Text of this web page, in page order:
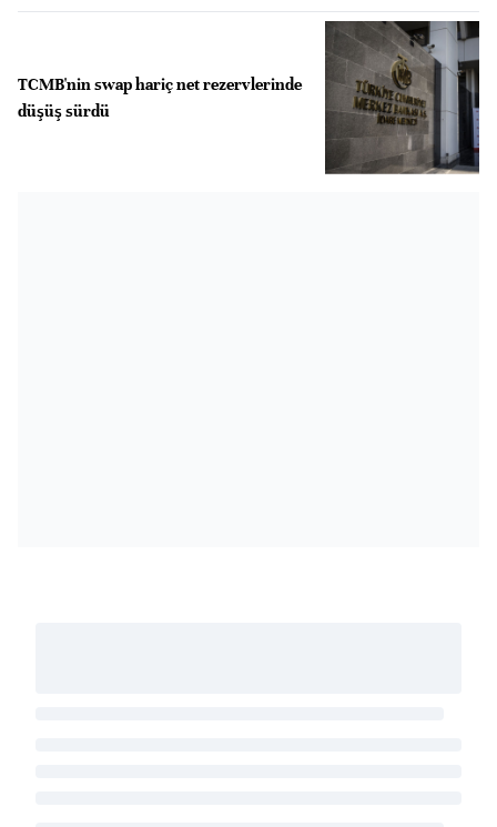
TCMB'nin swap hariç net rezervlerinde
düşüş sürdü